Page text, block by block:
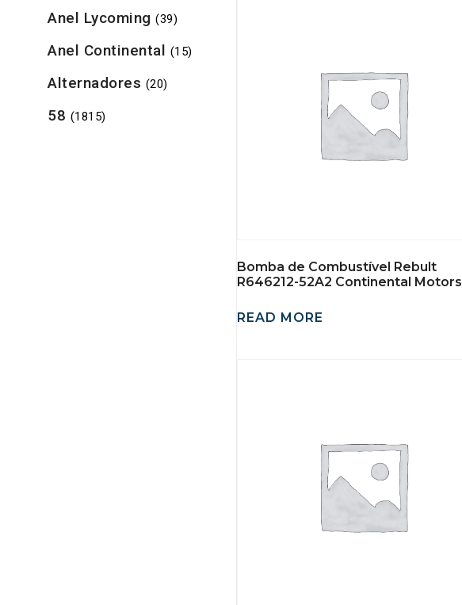
Anel Lycoming (39)
Anel Continental (15)
Alternadores (20)
58 (1815)
Bomba de Combustível Rebult
R646212-52A2 Continental Motors
READ MORE